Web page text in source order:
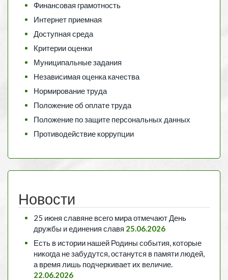
Финансовая грамотность
Интернет приемная
Доступная среда
Критерии оценки
Муниципальные задания
Независимая оценка качества
Нормирование труда
Положение об оплате труда
Положение по защите персональных данных
Противодействие коррупции
Новости
25 июня славяне всего мира отмечают День
дружбы и единения славя 25.06.2026
Есть в истории нашей Родины события, которые
никогда не забудутся, останутся в памяти людей,
а время лишь подчеркивает их величие.
22.06.2026